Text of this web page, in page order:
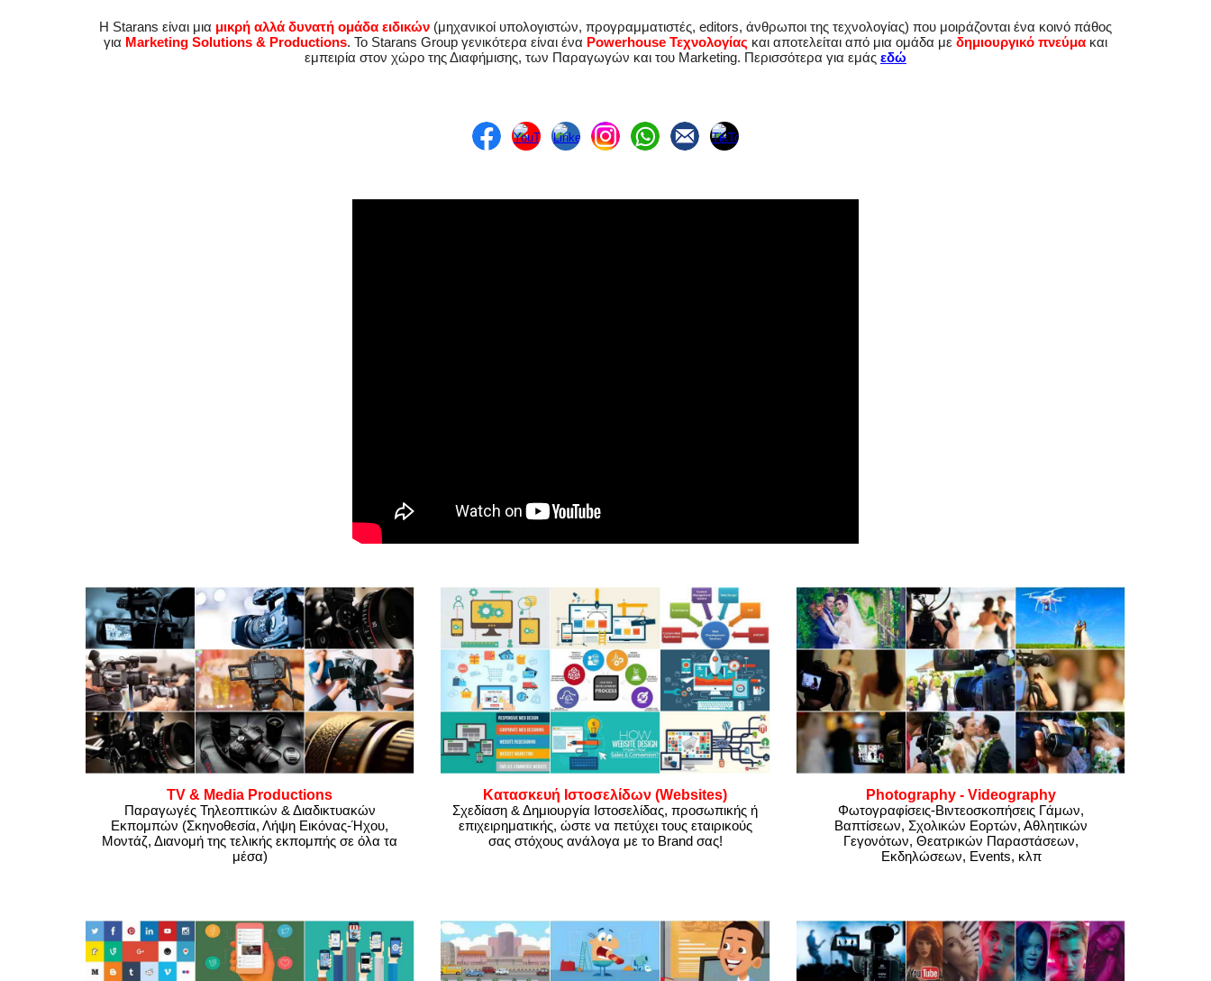
Η Starans είναι μια μικρή αλλά δυνατή ομάδα ειδικών (μηχανικοί υπολογιστών, προγραμματιστές, editors, άνθρωποι της τεχνολογίας) που μοιράζονται ένα κοινό πάθος
για Marketing Solutions & Productions. Το Starans Group γενικότερα είναι ένα Powerhouse Τεχνολογίας και αποτελείται από μια ομάδα με δημιουργικό πνεύμα και
εμπειρία στον χώρο της Διαφήμισης, των Παραγωγών και του Marketing. Περισσότερα για εμάς εδώ
TV & Media Productions
Παραγωγές Τηλεοπτικών & Διαδικτυακών
Εκπομπών (Σκηνοθεσία, Λήψη Εικόνας-Ήχου,
Μοντάζ, Διανομή της τελικής εκπομπής σε όλα τα
μέσα)
Κατασκευή Ιστοσελίδων (Websites)
Σχεδίαση & Δημιουργία Ιστοσελίδας, προσωπικής ή
επιχειρηματικής, ώστε να πετύχει τους εταιρικούς
σας στόχους ανάλογα με το Brand σας!
Photography - Videography
Φωτογραφίσεις-Βιντεοσκοπήσεις Γάμων,
Βαπτίσεων, Σχολικών Εορτών, Αθλητικών
Γεγονότων, Θεατρικών Παραστάσεων,
Εκδηλώσεων, Events, κλπ